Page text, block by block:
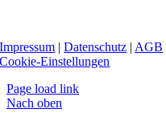
Impressum |Datenschutz | AGB
Cookie-Einstellungen
Page load link
Nach oben